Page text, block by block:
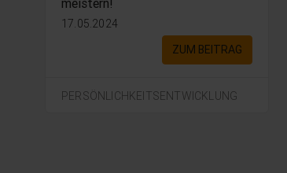
meistern!
17.05.2024
ZUM BEITRAG
PERSÖNLICHKEITSENTWICKLUNG